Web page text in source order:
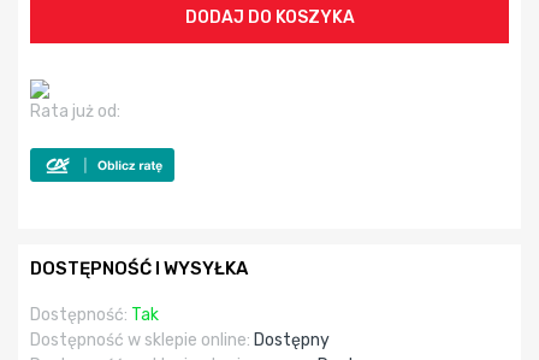
Rata już od:
DOSTĘPNOŚĆ I WYSYŁKA
Dostępność: Tak
Dostępność w sklepie online: Dostępny